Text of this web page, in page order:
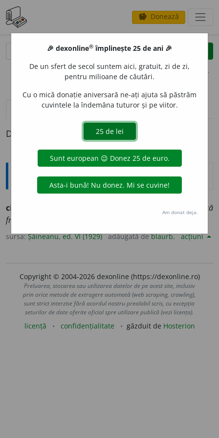
savings Donează
clear
opțiuni
definiții (1) pronunțievolume_up (50)
Definiția cu ID-ul 791360:
Explicative DEX
cipru
cu cipru verde ’ncinge antică
fruntea ta
sursa:Șăineanu, ed. VI (1929) adăugată deblaurb. acțiuni
Copyright © 2004-2026 dexonline (https://dexonline.ro)
Preluarea, stocarea sau utilizarea datelor de pe acest site, inclusiv
prin orice metode de extragere automată (web scraping, crawling),
sunt strict interzise fără acordul nostru prealabil scris, cu excepția
seturilor de date oferite oficial spre utilizare publică (vezi licența).
licență confidențialitate găzduit de Hosterion
🎉 dexonline® împlinește 25 de ani 🎉
De un sfert de secol suntem aici, gratuit, zi de zi,
pentru milioane de căutări.
Cu o mică donație aniversară ne-ați ajuta să păstrăm
cuvintele la îndemâna tuturor și pe viitor.
Am donat deja.